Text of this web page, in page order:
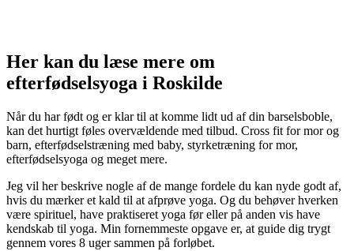
Her kan du læse mere om
efterfødselsyoga i Roskilde
Når du har født og er klar til at komme lidt ud af din barselsboble,
kan det hurtigt føles overvældende med tilbud. Cross fit for mor og
barn, efterfødselstræning med baby, styrketræning for mor,
efterfødselsyoga og meget mere.
Jeg vil her beskrive nogle af de mange fordele du kan nyde godt af,
hvis du mærker et kald til at afprøve yoga. Og du behøver hverken
være spirituel, have praktiseret yoga før eller på anden vis have
kendskab til yoga. Min fornemmeste opgave er, at guide dig trygt
gennem vores 8 uger sammen på forløbet.